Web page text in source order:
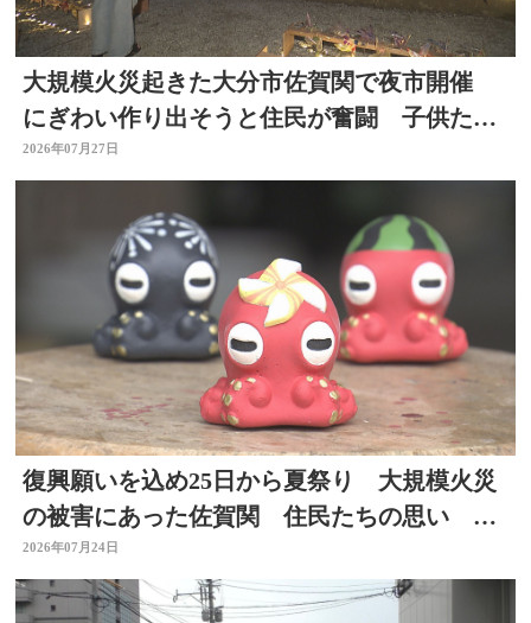
大規模火災起きた大分市佐賀関で夜市開催
にぎわい作り出そうと住民が奮闘 子供たち
も出店に挑戦 大分
2026年07月27日
復興願いを込め25日から夏祭り 大規模火災
の被害にあった佐賀関 住民たちの思い 大
分
2026年07月24日